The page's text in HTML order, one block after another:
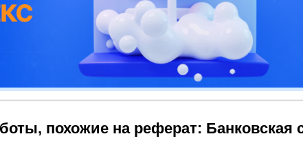
похожие на реферат: Банковская